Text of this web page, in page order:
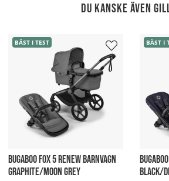
Du kanske även
BÄST I TEST
BUGABOO FOX 5 RENEW BARNVAGN
GRAPHITE/MOON GREY
BÄST I
BLACK/